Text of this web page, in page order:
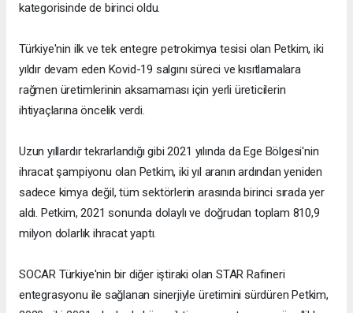
kategorisinde de birinci oldu.
Türkiye'nin ilk ve tek entegre petrokimya tesisi olan Petkim, iki
yıldır devam eden Kovid-19 salgını süreci ve kısıtlamalara
rağmen üretimlerinin aksamaması için yerli üreticilerin
ihtiyaçlarına öncelik verdi.
Uzun yıllardır tekrarlandığı gibi 2021 yılında da Ege Bölgesi'nin
ihracat şampiyonu olan Petkim, iki yıl aranın ardından yeniden
sadece kimya değil, tüm sektörlerin arasında birinci sırada yer
aldı. Petkim, 2021 sonunda dolaylı ve doğrudan toplam 810,9
milyon dolarlık ihracat yaptı.
SOCAR Türkiye'nin bir diğer iştiraki olan STAR Rafineri
entegrasyonu ile sağlanan sinerjiyle üretimini sürdüren Petkim,